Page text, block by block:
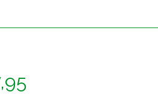
Prijsklasse: